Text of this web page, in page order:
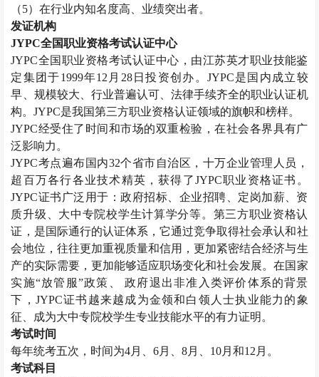
（5）在行业内知名度高、业绩突出者。
发证机构
JYPC全国职业资格考试认证中心
JYPC全国职业资格考试认证中心，由江苏英才职业技能鉴
定集团于1999年12 月 28日投资创办。 JYPC是国内成立较
早、规模较大、行业普遍认可、法律手续齐全的职业认证机
构。JYPC是我国第三方职业资格认证领域的旗帜和榜样。
JYPC经受住了时间和市场的双重检验，在社会各界具有广
泛影响力。
JYPC考点遍布国内32个省市自治区，十万企业管理人员，
超百万各行各业技术精英，获得了JYPC职业资格证书。
JYPC证书广泛用于：政府招标、企业招聘、定岗加薪、资
质升级、大中专院校学生计算学分等。第三方职业资格认
证，是国际通行的认证体系，它通过竞争取得社会承认和社
会地位，往往更加重视质量和信用，更加紧密结合经济与生
产的实际需要，更加能够适应职场变化和社会发展。在国家
实施“放管服”政策、 政府退出非准入类评价体系的背景
下， JYPC证书越来越成为金领和白领人士执业能力的象
征、成为大中专院校学生专业技能水平的有力证明。
考试时间
每年统考五次，时间为4月、6月、8月、 10月和12 月。
考试科目